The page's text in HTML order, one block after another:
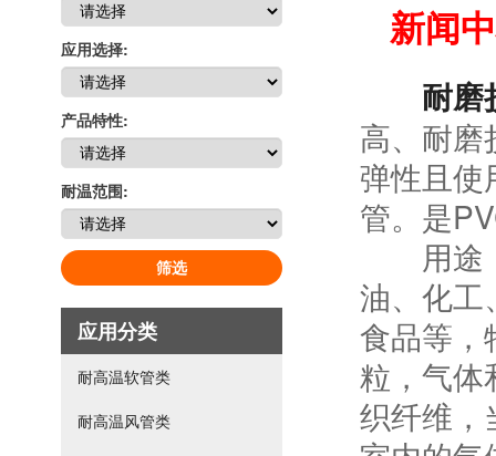
应用选择:
产品特性:
耐温范围:
筛选
应用分类
耐高温软管类
耐高温风管类
新闻
耐磨
高、耐磨
弹性且使
管。是
用途：
油、化工
食品等，
粒，气体
织纤维，